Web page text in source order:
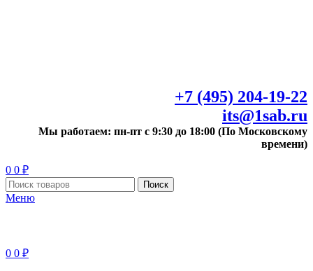
+7 (495) 204-19-22
its@1sab.ru
Мы работаем: пн-пт с 9:30 до 18:00 (По Московскому
времени)
0 0 ₽
Поиск
Меню
0 0 ₽